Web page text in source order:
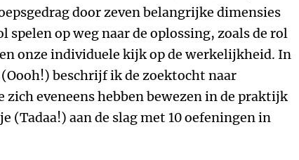
door zeven belangrijke dimensies
spelen op weg naar de oplossing, zoals de rol
onze individuele kijk op de werkelijkheid. In
beschrijf ik de zoektocht naar
zich eveneens hebben bewezen in de praktijk
(Tadaa!) aan de slag met 10 oefeningen in